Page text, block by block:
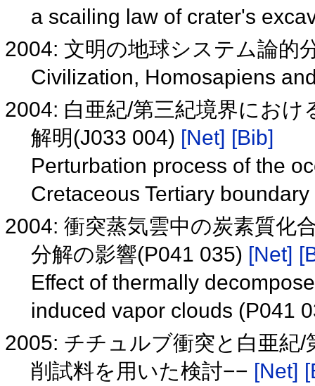
a scailing law of crater's
2004: 文明の地球システム論的
Civilization, Homosapiens
2004: 白亜紀/第三紀境界にお
解明(J033 004) [Net] [Bib]
Perturbation process of the
Cretaceous Tertiary
2004: 衝突蒸気雲中の炭素質化
分解の影響(P041 035) [Net]
Effect of thermally
induced vapor clouds (P041
2005: チチュルブ衝突と白亜紀
削試料を用いた検討−− [Net]